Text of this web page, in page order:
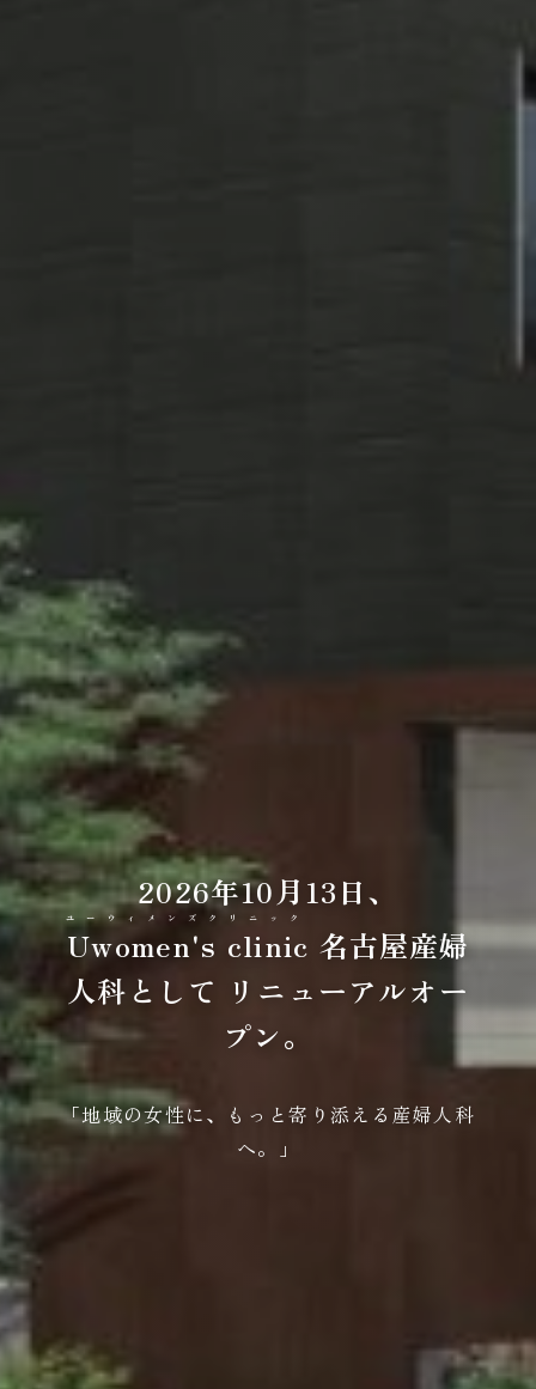
2026年10月13日、
Uwomen's clinic
ユーウィメンズクリニック
人科として
プン。
「地域の女性に、もっと寄り添える産婦人科
へ。」